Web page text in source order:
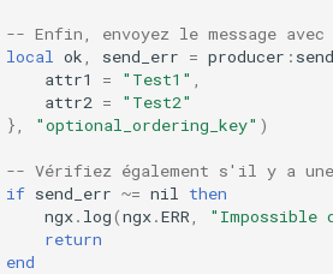
-- Enfin, envoyez le message
local
ok send_err = producer : send
attr1
= "Test1"
attr2 =
"Test2"
},
"optional_ordering_key" )
-- Vérifiez également s'il y a
if send_err ~= nil
then
ngx. log(ngx.ERR
"Impossible
return
end